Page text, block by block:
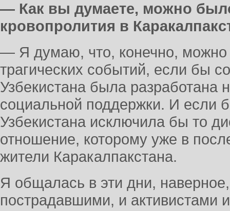
— Как вы думаете, можно
кровопролития в
— Я думаю, что, конечно, можно
трагических событий, если бы
Узбекистана была разработана
социальной поддержки. И если
Узбекистана исключила бы то
отношение, которому уже в
жители Каракалпакстана.
Я общалась в эти дни,
пострадавшими, и активистами